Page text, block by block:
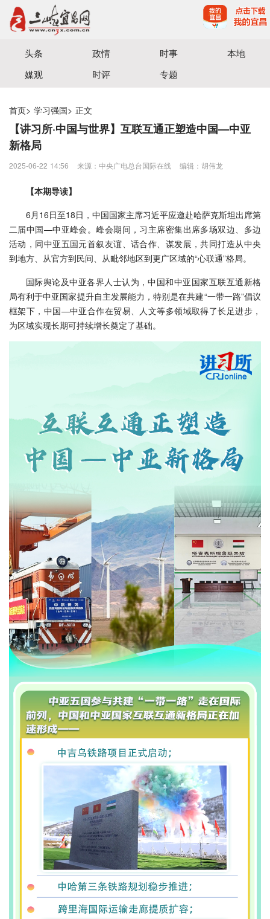
宜昌三峡融媒体中心主办
头条 政情 时事
本地
媒观
时评 专题
首页> 学习强国> 正文
【讲习所·中国与世界】互联互通正塑造中国—中亚
新格局
2025-06-22 14:56 来源：中央广电总台国际在线 编辑：胡伟龙
【本期导读】
6月16日至18日，中国国家主席习近平应邀赴哈萨克斯坦出席第
二届中国—中亚峰会。峰会期间，习主席密集出席多场双边、多边
活动，同中亚五国元首叙友谊、话合作、谋发展，共同打造从中央
到地方、从官方到民间、从毗邻地区到更广区域的“心联通”格局。
国际舆论及中亚各界人士认为，中国和中亚国家互联互通新格
局有利于中亚国家提升自主发展能力，特别是在共建“一带一路”倡议
框架下，中国—中亚合作在贸易、人文等多领域取得了长足进步，
为区域实现长期可持续增长奠定了基础。